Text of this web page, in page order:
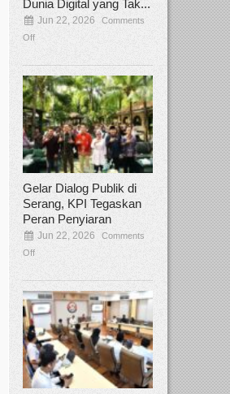
Yan Senjaya, Kreativitas Lima
Sinema Indonesia
Dec 22, 2025 Comments Off
Jakarta, Broadcastmagz – Yan Senjaya
Dunia Digital yang Tak...
Jun 22, 2026
Comments
Off
Gelar Dialog Publik di
Serang, KPI Tegaskan
Peran Penyiaran
Jun 22, 2026
Comments
Off